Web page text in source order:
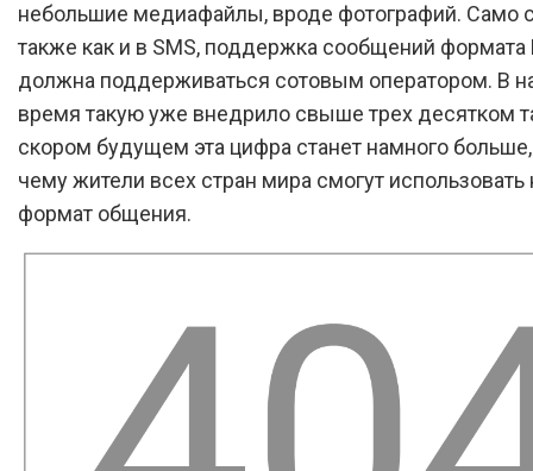
небольшие медиафайлы, вроде фотографий. Само
также как и в SMS, поддержка сообщений формата
должна поддерживаться сотовым оператором. В
время такую уже внедрило свыше трех десятком
скором будущем эта цифра станет намного
чему жители всех стран мира смогут
формат общения.